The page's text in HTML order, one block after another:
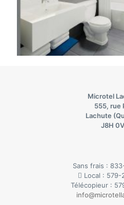
Microtel
555, rue
Lachute
J8H
Sans frais :
Local : 579-
Télécopieur :